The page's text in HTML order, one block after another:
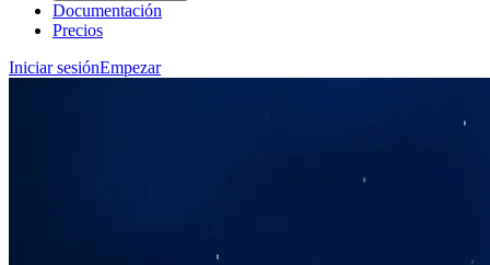
Documentación
Precios
Iniciar sesiónEmpezar